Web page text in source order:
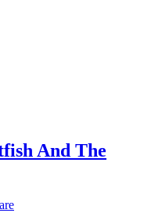
And The